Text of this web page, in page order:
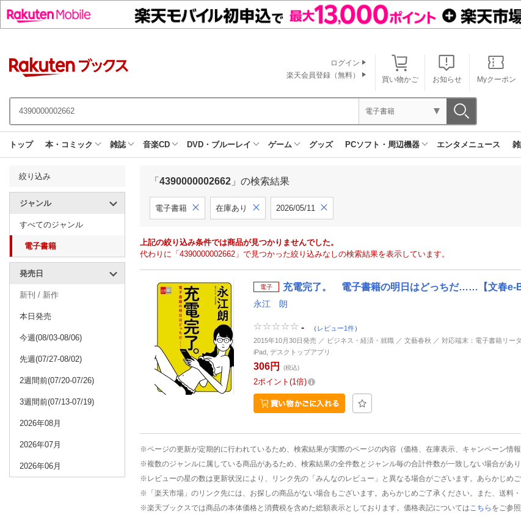
買い物かご お知らせ Myクーポン
ログイン
楽天会員登録（無料）
電子書籍
トップ 本・コミック 雑誌 音楽CD DVD・ブルーレイ ゲーム グッズ PCソフト・周辺機器 エンタメニュース
絞り込み
ジャンル
すべてのジャンル
電子書籍
発売日
新刊 / 新作
本日発売
今週(08/03-08/06)
先週(07/27-08/02)
2週間前(07/20-07/26)
3週間前(07/13-07/19)
2026年08月
2026年07月
2026年06月
「 4390000002662 」の検索結果
電子書籍 在庫あり 2026/05/11
上記の絞り込み条件では商品が見つかりませんでした。
代わりに「4390000002662」で見つかった絞り込みなしの検索結果を表示しています。
電子 充電完了。 電子書籍の明日はどっちだ……【文春e-
永江 朗
- （ レビュー1件）
2015年10月30日発売 ／ ビジネス・経済・就職 ／ 文藝春秋 ／ 対応端末：電子書籍リー
iPad, デスクトップアプリ
306円 (税込)
2ポイント 1倍
※ページの更新が定期的に行われているため、検索結果が実際のページの内容（価格、在庫表示、キャンペーン情
※複数のジャンルに属している商品があるため、検索結果の全件数とジャンル毎の合計件数が一致しない場合があり
※レビューの星の数は更新状況により、リンク先の「みんなのレビュー」と異なる場合がございます。あらかじめご
※「楽天市場」のリンク先には、お探しの商品がない場合もございます。あらかじめご了承ください。また、送料
※楽天ブックスでは商品の本体価格と消費税を含めた総額表示としております。価格表記については こちら をご参